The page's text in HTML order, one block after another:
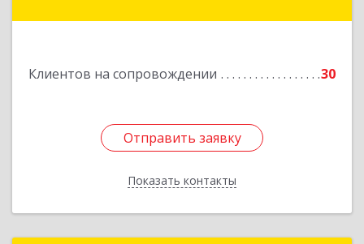
Клиентов на сопровождении 30
Отправить заявку
Показать контакты
Отправить заявку
Назад